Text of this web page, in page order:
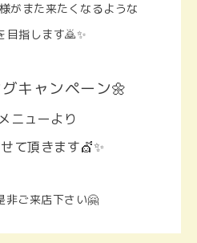
がまた来たくなるような
目指します🙇✨
キャンペーン🌼
ニューより
て頂きます💇✨
非ご来店下さい🤗